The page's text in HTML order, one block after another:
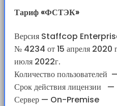
Тариф «ФСТЭК»
Версия Staffcop
№ 4234 от 15 апреля 2020
июля 2022г.
Количество пользователей
Срок действия лицензии
—
Сервер — On-Premise